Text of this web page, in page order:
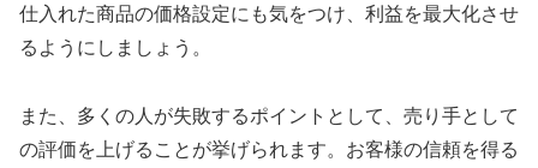
仕入れた商品の価格設定にも気をつけ、利益を最大化させ
るようにしましょう。
また、多くの人が失敗するポイントとして、売り手として
の評価を上げることが挙げられます。お客様の信頼を得る